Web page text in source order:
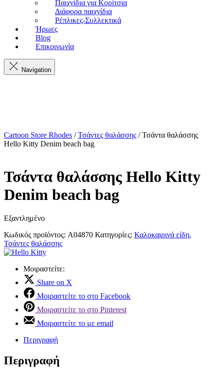
Παιχνίδια για Κορίτσια
Διάφορα παιχνίδια
Ρέπλικες-Συλλεκτικά
Ήρωες
Blog
Επικοινωνία
Navigation
Cartoon Store Rhodes /Τσάντες θαλάσσης / Τσάντα θαλάσσης
Hello Kitty Denim beach bag
Τσάντα θαλάσσης Hello Kitty
Denim beach bag
Εξαντλημένο
Κωδικός προϊόντος: A04870 Κατηγορίες: Καλοκαιρινά είδη,
Τσάντες θαλάσσης
Μοιραστείτε:
Share on X
Μοιραστείτε το στο Facebook
Μοιραστείτε το στο Pinterest
Μοιραστείτε το με email
Περιγραφή
Περιγραφή